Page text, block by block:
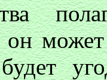
может